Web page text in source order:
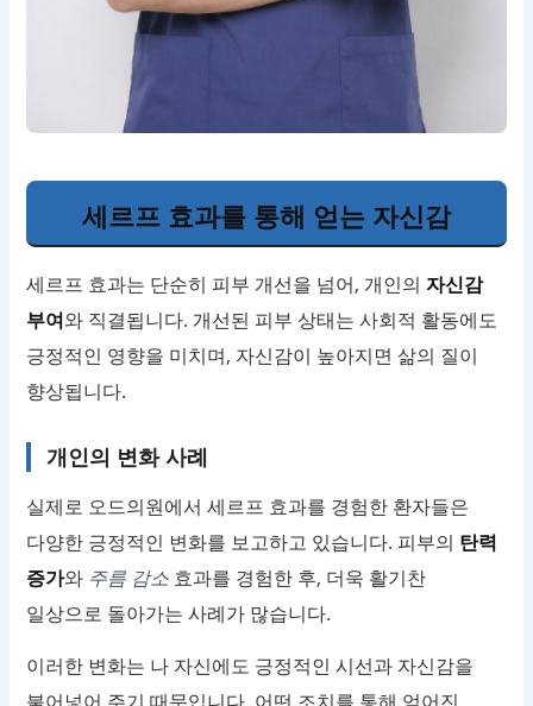
세르프 효과를 통해 얻는 자신감
세르프 효과는 단순히 피부 개선을 넘어, 개인의자신감
부여와 직결됩니다. 개선된 피부 상태는 사회적 활동에도
긍정적인 영향을 미치며, 자신감이 높아지면 삶의 질이
향상됩니다.
개인의 변화 사례
실제로 오드의원에서 세르프 효과를 경험한 환자들은
다양한 긍정적인 변화를 보고하고 있습니다. 피부의 탄력
증가와 주름 감소 효과를 경험한 후, 더욱 활기찬
일상으로 돌아가는 사례가 많습니다.
이러한 변화는 나 자신에도 긍정적인 시선과 자신감을